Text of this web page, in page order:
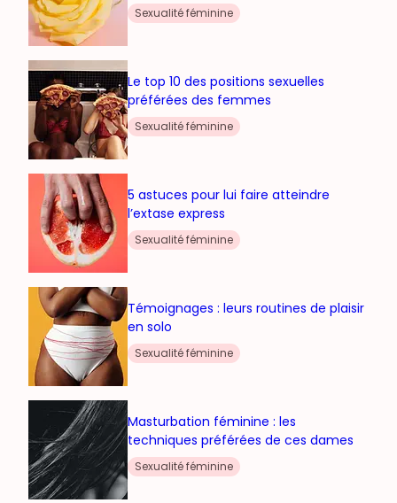
Sexualité féminine
Le top 10 des positions sexuelles
préférées des femmes
Sexualité féminine
5 astuces pour lui faire atteindre
l’extase express
Sexualité féminine
Témoignages : leurs routines de plaisir
en solo
Sexualité féminine
Masturbation féminine : les
techniques préférées de ces dames
Sexualité féminine